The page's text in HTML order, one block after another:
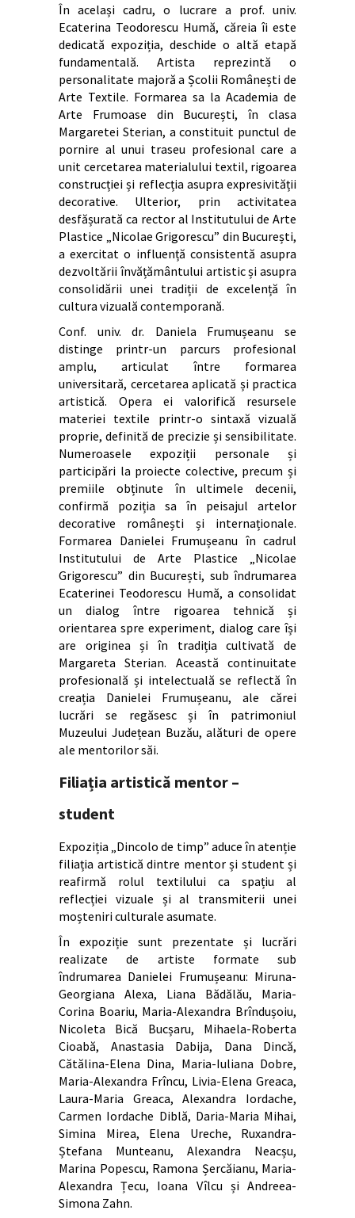
În același cadru, o lucrare a prof. univ.
Ecaterina Teodorescu Humă, căreia îi este
dedicată expoziția, deschide o altă etapă
fundamentală. Artista reprezintă o
personalitate majoră a Școlii Românești de
Arte Textile. Formarea sa la Academia de
Arte Frumoase din București, în clasa
Margaretei Sterian, a constituit punctul de
pornire al unui traseu profesional care a
unit cercetarea materialului textil, rigoarea
construcției și reflecția asupra expresivității
decorative. Ulterior, prin activitatea
desfășurată ca rector al Institutului de Arte
Plastice „Nicolae Grigorescu” din București,
a exercitat o influență consistentă asupra
dezvoltării învățământului artistic și asupra
consolidării unei tradiții de excelență în
cultura vizuală contemporană.
Conf. univ. dr. Daniela Frumușeanu se
distinge printr-un parcurs profesional
amplu, articulat între formarea
universitară, cercetarea aplicată și practica
artistică. Opera ei valorifică resursele
materiei textile printr-o sintaxă vizuală
proprie, definită de precizie și sensibilitate.
Numeroasele expoziții personale și
participări la proiecte colective, precum și
premiile obținute în ultimele decenii,
confirmă poziția sa în peisajul artelor
decorative românești și internaționale.
Formarea Danielei Frumușeanu în cadrul
Institutului de Arte Plastice „Nicolae
Grigorescu” din București, sub îndrumarea
Ecaterinei Teodorescu Humă, a consolidat
un dialog între rigoarea tehnică și
orientarea spre experiment, dialog care își
are originea și în tradiția cultivată de
Margareta Sterian. Această continuitate
profesională și intelectuală se reflectă în
creația Danielei Frumușeanu, ale cărei
lucrări se regăsesc și în patrimoniul
Muzeului Județean Buzău, alături de opere
ale mentorilor săi.
Filiația artistică mentor –
student
Expoziția „Dincolo de timp” aduce în atenție
filiația artistică dintre mentor și student și
reafirmă rolul textilului ca spațiu al
reflecției vizuale și al transmiterii unei
moșteniri culturale asumate.
În expoziție sunt prezentate și lucrări
realizate de artiste formate sub
îndrumarea Danielei Frumușeanu: Miruna-
Georgiana Alexa, Liana Bădălău, Maria-
Corina Boariu, Maria-Alexandra Brîndușoiu,
Nicoleta Bică Bucșaru, Mihaela-Roberta
Cioabă, Anastasia Dabija, Dana Dincă,
Cătălina-Elena Dina, Maria-Iuliana Dobre,
Maria-Alexandra Frîncu, Livia-Elena Greaca,
Laura-Maria Greaca, Alexandra Iordache,
Carmen Iordache Diblă, Daria-Maria Mihai,
Simina Mirea, Elena Ureche, Ruxandra-
Ștefana Munteanu, Alexandra Neacșu,
Marina Popescu, Ramona Șercăianu, Maria-
Alexandra Țecu, Ioana Vîlcu și Andreea-
Simona Zahn.